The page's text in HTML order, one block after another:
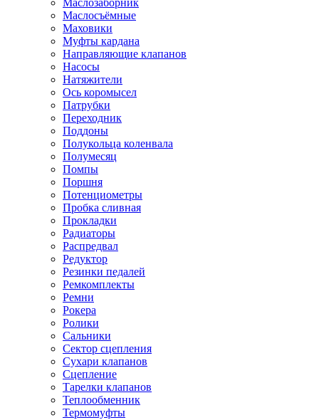
Маслозаборник
Маслосъёмные
Маховики
Муфты кардана
Направляющие клапанов
Насосы
Натяжители
Ось коромысел
Патрубки
Переходник
Поддоны
Полукольца коленвала
Полумесяц
Помпы
Поршня
Потенциометры
Пробка сливная
Прокладки
Радиаторы
Распредвал
Редуктор
Резинки педалей
Ремкомплекты
Ремни
Рокера
Ролики
Сальники
Сектор сцепления
Сухари клапанов
Сцепление
Тарелки клапанов
Теплообменник
Термомуфты